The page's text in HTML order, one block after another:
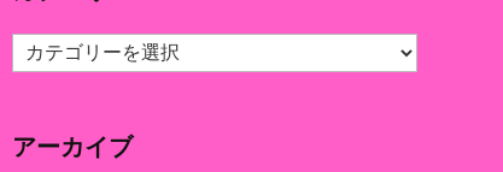
カ
テ
ー
アーカイブ